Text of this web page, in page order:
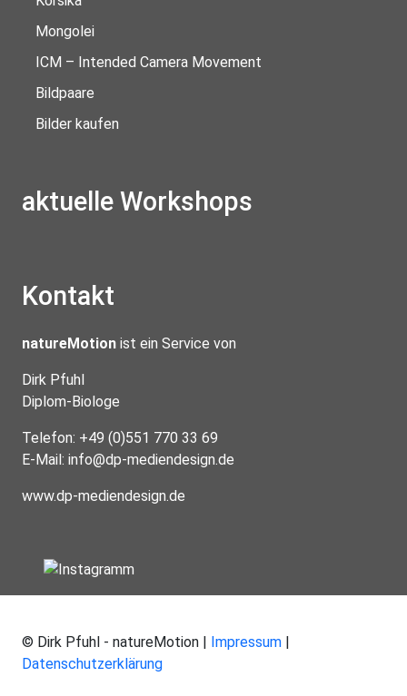
Mongolei
ICM – Intended Camera Movement
Bildpaare
Bilder kaufen
aktuelle Workshops
Kontakt
natureMotion ist ein Service von
Dirk Pfuhl
Diplom-Biologe
Telefon: +49 (0)551 770 33 69
E-Mail: info@dp-mediendesign.de
www.dp-mediendesign.de
© Dirk Pfuhl - natureMotion | Impressum |
Datenschutzerklärung